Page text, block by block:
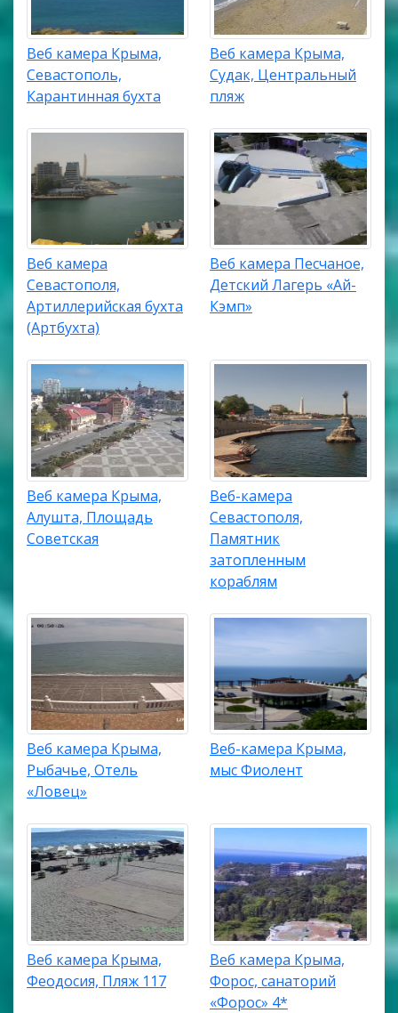
Веб камера Крыма,
Севастополь,
Карантинная бухта
Веб камера Крыма,
Судак, Центральный
пляж
Веб камера
Севастополя,
Артиллерийская бухта
(Артбухта)
Веб камера Песчаное,
Детский Лагерь «Ай-
Кэмп»
Веб камера Крыма,
Алушта, Площадь
Советская
Веб-камера
Севастополя,
Памятник
затопленным
кораблям
Веб камера Крыма,
Рыбачье, Отель
«Ловец»
Веб-камера Крыма,
мыс Фиолент
Веб камера Крыма,
Феодосия, Пляж 117
Веб камера Крыма,
Форос, санаторий
«Форос» 4*